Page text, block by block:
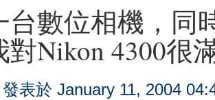
台數位相機，同
對Nikon 4300很
表於 January 11, 2004